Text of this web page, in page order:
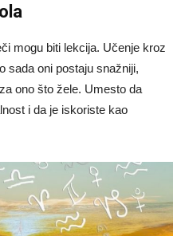
mogu biti lekcija. Učenje kroz
sada oni postaju snažniji,
ono što žele. Umesto da
i da je iskoriste kao